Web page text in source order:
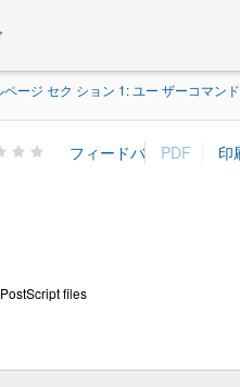
ページ セク ション 1: ユー ザーコマンド
files